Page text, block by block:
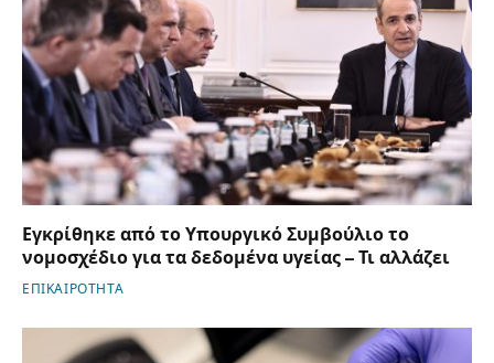
Εγκρίθηκε από το Υπουργικό Συμβούλιο το
νομοσχέδιο για τα δεδομένα υγείας – Τι αλλάζει
ΕΠΙΚΑΙΡΟΤΗΤΑ